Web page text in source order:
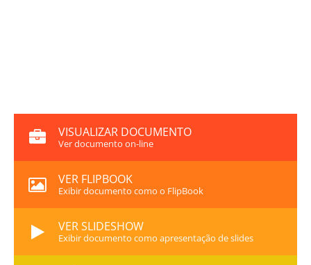
VISUALIZAR DOCUMENTO
Ver documento on-line
VER FLIPBOOK
Exibir documento como o FlipBook
VER SLIDESHOW
Exibir documento como apresentação de slides